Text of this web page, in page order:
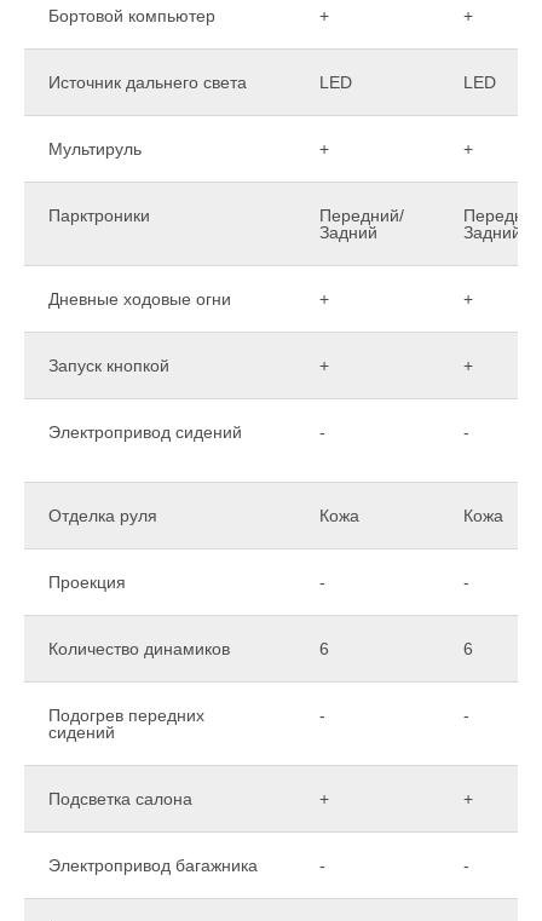
Бортовой компьютер + +
Источник дальнего света LED LED
Мультируль + +
Парктроники
Передний/
Задний
Задний
Дневные ходовые огни + +
Запуск кнопкой + +
Электропривод сидений - -
Отделка руля Кожа Кожа
Проекция - -
Количество динамиков 6 6
Подогрев передних
сидений
- -
Подсветка салона + +
Электропривод багажника - -